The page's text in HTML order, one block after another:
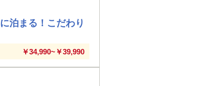
泊まる！こだわり
￥34,990~￥39,990